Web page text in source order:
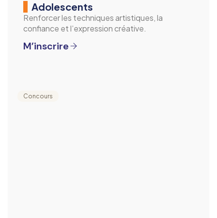
Adolescents
Renforcer les techniques artistiques, la
confiance et l’expression créative.
M’inscrire
Concours